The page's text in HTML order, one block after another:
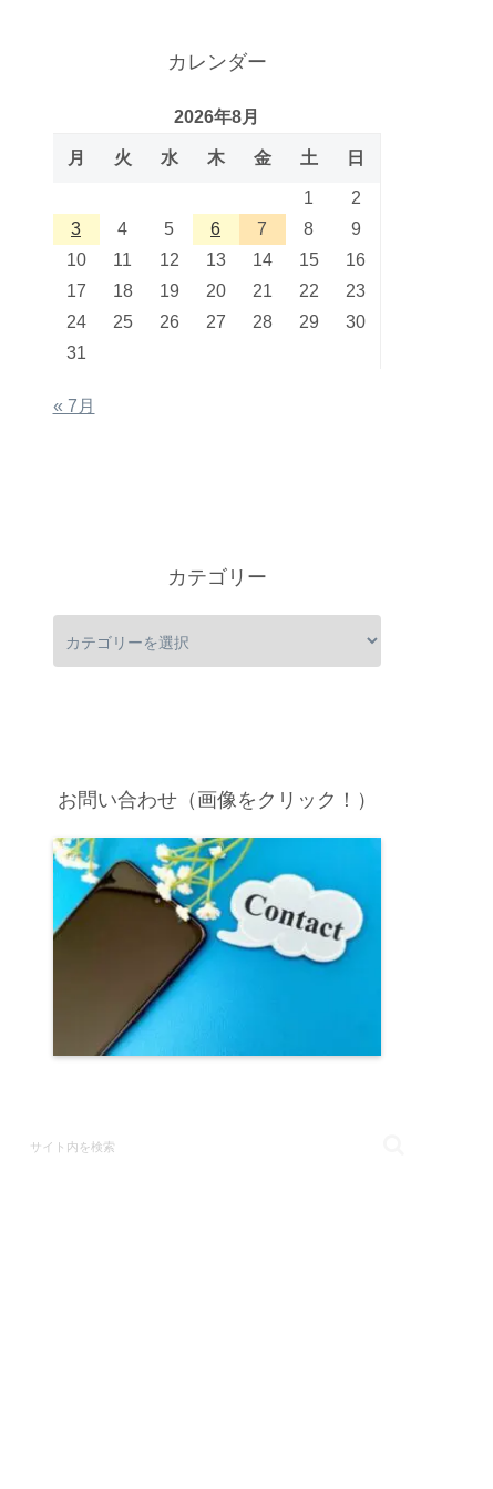
カレンダー
2026年8月
月 火 水 木 金 土 日
1
2
3
4 5 6 7 8
9
10
11 12 13 14 15
16
17
18 19 20 21 22
23
24
25 26 27 28 29
30
31
« 7月
カテゴリー
お問い合わせ（画像をクリック！）